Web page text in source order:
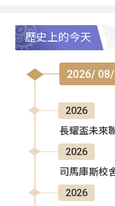
歷史上的今天
2026/
2026
長耀盃未來
2026
司馬庫斯校
2026